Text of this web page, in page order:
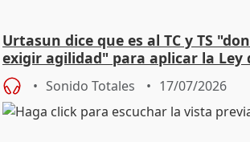
Urtasun dice que es al TC y TS
exigir agilidad" para aplicar la Ley
Sonido Totales 17/07/2026